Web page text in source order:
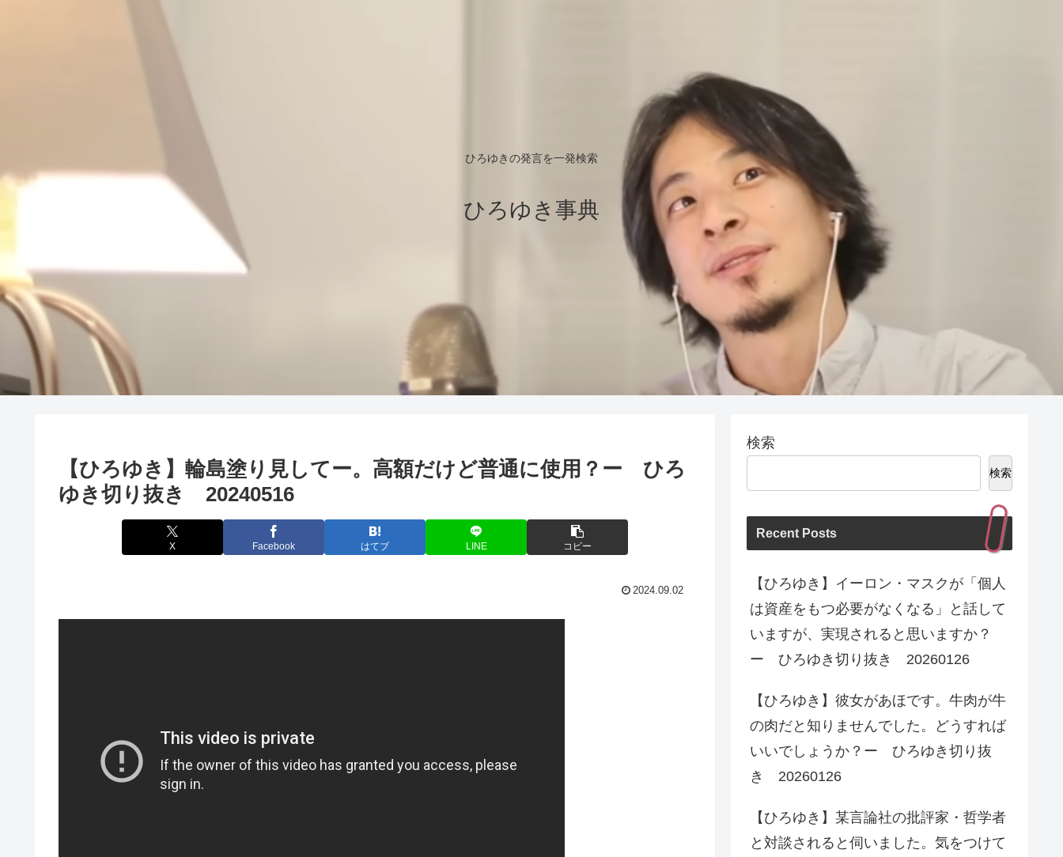
ひろゆきの発言を一発検索
ひろゆき事典
【ひろゆき】輪島塗り見してー。高額だけど普通に使用？ー ひろ
ゆき切り抜き 20240516
X Facebook はてブ LINE コピー
2024.09.02
検索
検索
Recent Posts
【ひろゆき】イーロン・マスクが「個人
は資産をもつ必要がなくなる」と話して
いますが、実現されると思いますか？
ー ひろゆき切り抜き 20260126
【ひろゆき】彼女があほです。牛肉が牛
の肉だと知りませんでした。どうすれば
いいでしょうか？ー ひろゆき切り抜
き 20260126
【ひろゆき】某言論社の批評家・哲学者
と対談されると伺いました。気をつけて